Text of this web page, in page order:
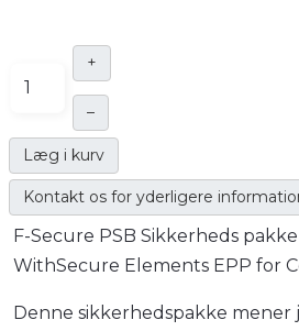
+
–
Læg i kurv
Kontakt os for yderligere
F-Secure PSB Sikkerheds pakke
WithSecure Elements EPP for
Denne sikkerhedspakke mener